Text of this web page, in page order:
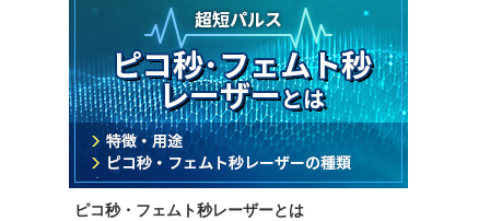
ピコ秒・フェムト秒レーザーとは